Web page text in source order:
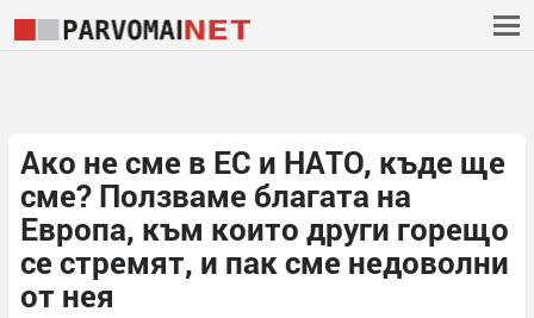
Ако не сме в ЕС и НАТО, къде ще
сме? Ползваме благата на
Европа, към които други горещо
се стремят, и пак сме недоволни
от нея